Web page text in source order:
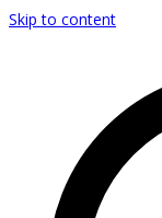
Skip to content